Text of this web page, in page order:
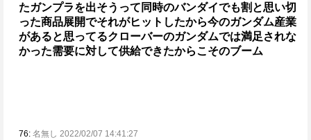
たガンプラを出そうって 同時のバンダイでも割と思い切
った商品展開でそれがヒットしたから今のガンダム産業
があると思ってるクローバーのガンダムでは満足されな
かった需要に対して供給できたからこそのブーム
76: 名無し 2022/02/07 14:41:27